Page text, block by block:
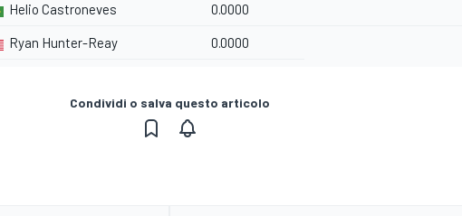
Helio Castroneves 0.0000
Ryan Hunter-Reay 0.0000
Condividi o salva questo articolo